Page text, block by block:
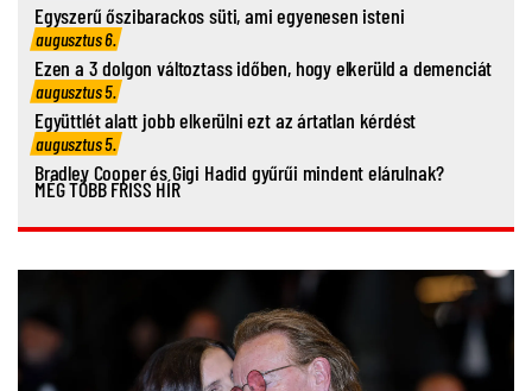
Egyszerű őszibarackos süti, ami egyenesen isteni
augusztus 6.
Ezen a 3 dolgon változtass időben, hogy elkerüld a demenciát
augusztus 5.
Együttlét alatt jobb elkerülni ezt az ártatlan kérdést
augusztus 5.
Bradley Cooper és Gigi Hadid gyűrűi mindent elárulnak?
MÉG TÖBB FRISS HÍR